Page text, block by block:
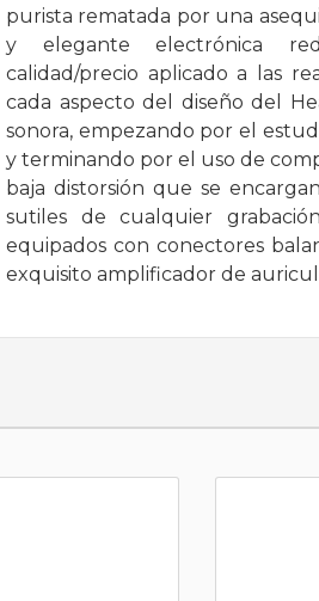
purista rematada por una
y elegante electrónica
calidad/precio aplicado a las
cada aspecto del diseño del
sonora, empezando por el
y terminando por el uso de
baja distorsión que se
sutiles de cualquier
equipados con conectores
exquisito amplificador de